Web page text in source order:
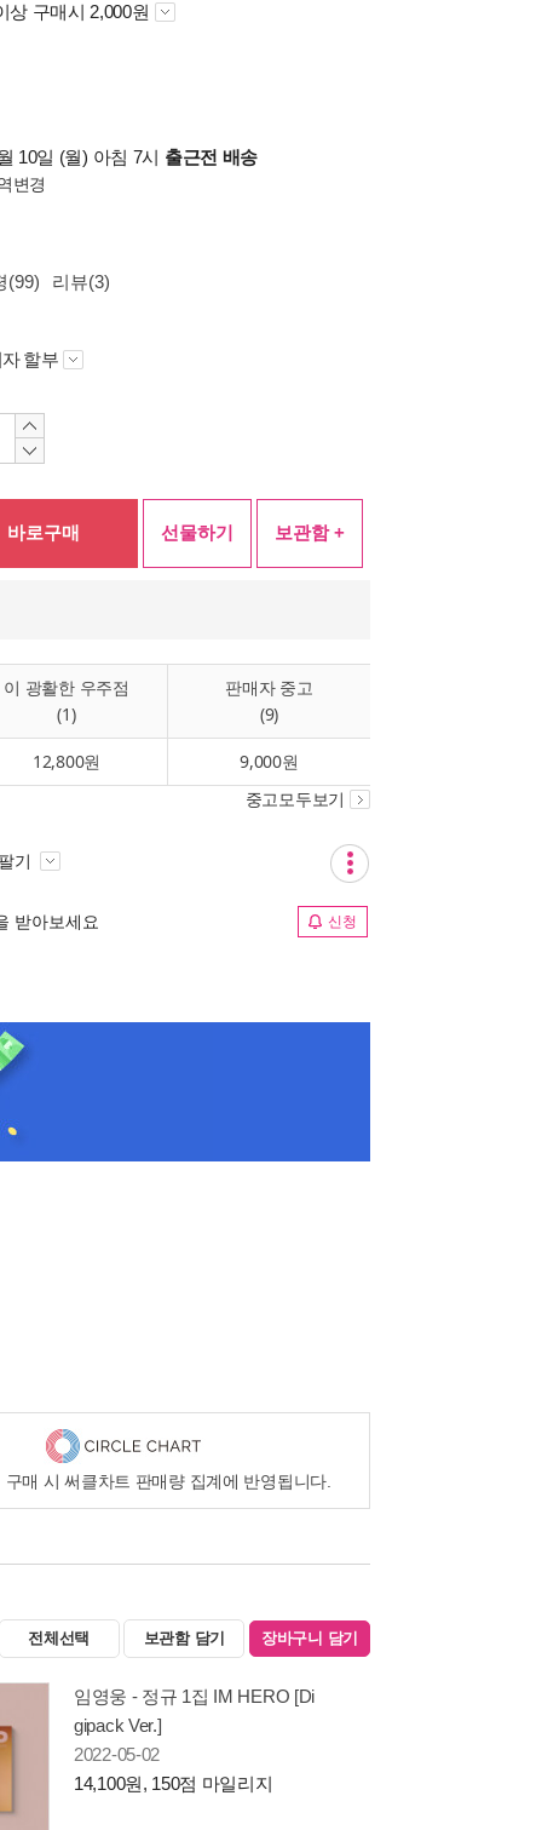
상 구매시 2,000원
10일 (월) 아침 7시 출근전 배송
변경
(99) 리뷰(3)
할부
바로구매 선물하기 보관함 +
이 광활한 우주점
(1)
판매자 중고
(9)
12,800원 9,000원
중고모두보기
기
받아보세요 신청
매 시 써클차트 판매량 집계에 반영됩니다.
전체선택 보관함 담기 장바구니 담기
임영웅 - 정규 1집 IM HERO [Di
gipack Ver.]
2022-05-02
14,100원, 150점 마일리지